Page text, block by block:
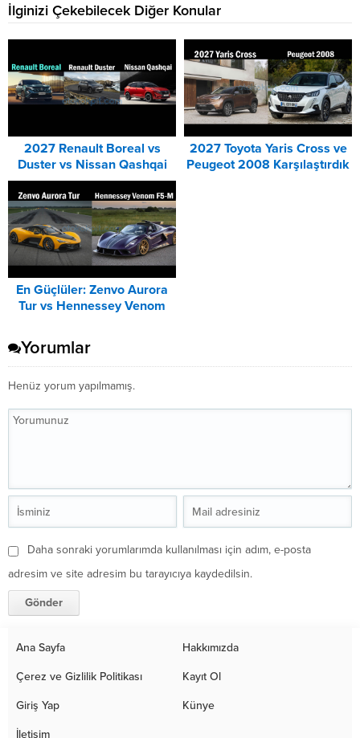
İlginizi Çekebilecek Diğer Konular
2027 Renault Boreal vs
Duster vs Nissan Qashqai
Karşılaştırması
2027 Toyota Yaris Cross ve
Peugeot 2008 Karşılaştırdık
En Güçlüler: Zenvo Aurora
Tur vs Hennessey Venom
Yorumlar
Henüz yorum yapılmamış.
Daha sonraki yorumlarımda kullanılması için adım, e-posta
adresim ve site adresim bu tarayıcıya kaydedilsin.
Ana Sayfa Hakkımızda
Çerez ve Gizlilik Politikası Kayıt Ol
Giriş Yap Künye
İletişim